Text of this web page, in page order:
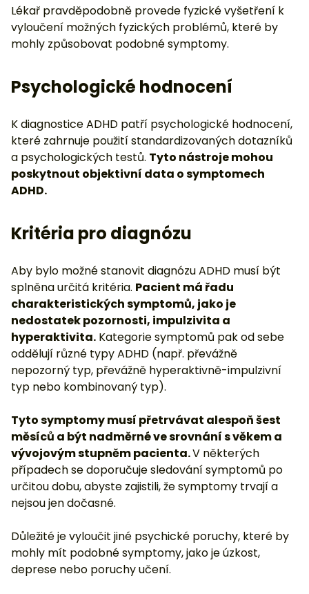
Lékař pravděpodobně provede fyzické vyšetření k
vyloučení možných fyzických problémů, které by
mohly způsobovat podobné symptomy.
Psychologické hodnocení
K diagnostice ADHD patří psychologické hodnocení,
které zahrnuje použití standardizovaných dotazníků
a psychologických testů. Tyto nástroje mohou
poskytnout objektivní data o symptomech
ADHD.
Kritéria pro diagnózu
Aby bylo možné stanovit diagnózu ADHD musí být
splněna určitá kritéria. Pacient má řadu
charakteristických symptomů, jako je
nedostatek pozornosti, impulzivita a
hyperaktivita. Kategorie symptomů pak od sebe
oddělují různé typy ADHD (např. převážně
nepozorný typ, převážně hyperaktivně-impulzivní
typ nebo kombinovaný typ).
Tyto symptomy musí přetrvávat alespoň šest
měsíců a být nadměrné ve srovnání s věkem a
vývojovým stupněm pacienta.V některých
případech se doporučuje sledování symptomů po
určitou dobu, abyste zajistili, že symptomy trvají a
nejsou jen dočasné.
Důležité je vyloučit jiné psychické poruchy, které by
mohly mít podobné symptomy, jako je úzkost,
deprese nebo poruchy učení.